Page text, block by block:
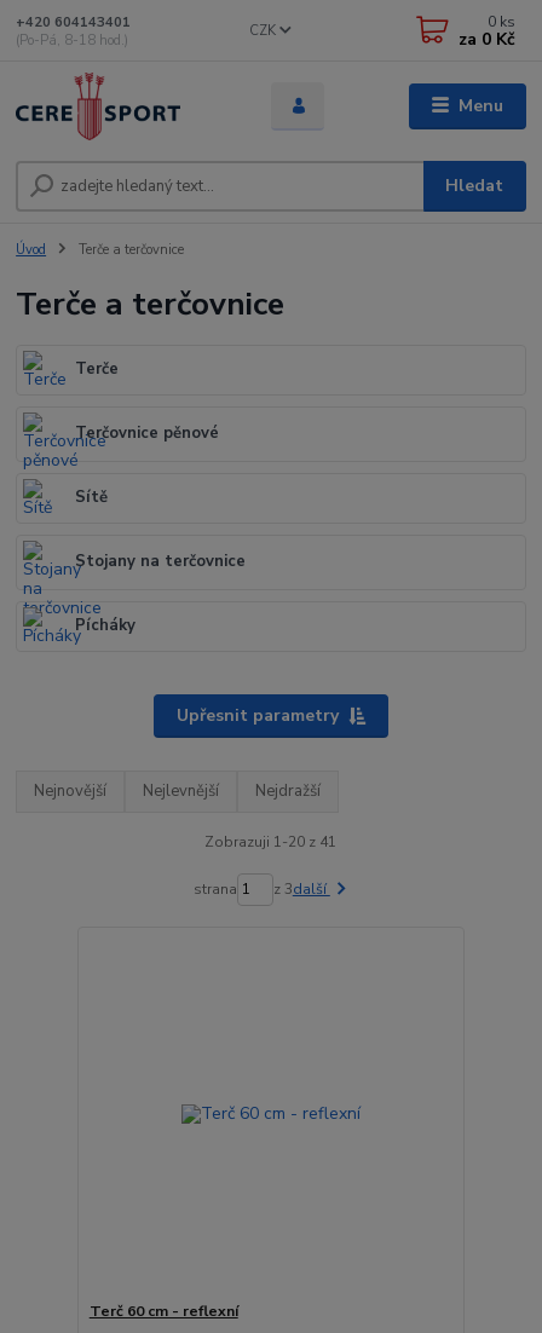
Menu
CZK
Hledat
+420 604143401
(Po-Pá, 8-18 hod.)
0 ks
za 0 Kč
Úvod Terče a terčovnice
Terče a terčovnice
Terče
Terčovnice pěnové
Sítě
Stojany na terčovnice
Pícháky
Upřesnit parametry
Nejnovější Nejlevnější Nejdražší
Zobrazuji 1-20 z 41
strana z 3další
Terč 60 cm - reflexní